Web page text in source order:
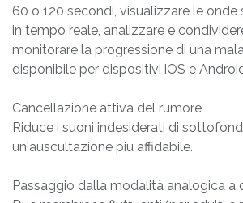
60 o 120 secondi, visualizzare le onde
in tempo reale, analizzare e
monitorare la progressione di una
disponibile per dispositivi iOS e
Cancellazione attiva del rumore
Riduce i suoni indesiderati di
un'auscultazione più affidabile.
Passaggio dalla modalità analogica a